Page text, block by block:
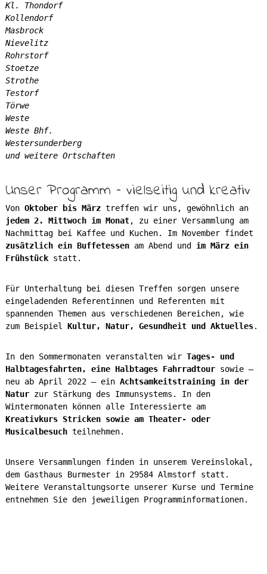
Kl. Thondorf
Kollendorf
Masbrock
Nievelitz
Rohrstorf
Stoetze
Strothe
Testorf
Törwe
Weste
Weste Bhf.
Westersunderberg
und weitere Ortschaften
Unser Programm – vielseitig und kreativ
Von Oktober bis Märztreffen wir uns, gewöhnlich an
jedem 2. Mittwoch im Monat, zu einer Versammlung am
Nachmittag bei Kaffee und Kuchen. Im November findet
zusätzlich ein Buffetessenam Abend und im März ein
Frühstückstatt.
Für Unterhaltung bei diesen Treffen sorgen unsere
eingeladenden Referentinnen und Referenten mit
spannenden Themen aus verschiedenen Bereichen, wie
zum Beispiel Kultur, Natur, Gesundheit und Aktuelles.
In den Sommermonaten veranstalten wir Tages- und
Halbtagesfahrten, eine Halbtages Fahrradtoursowie –
neu ab April 2022 – ein Achtsamkeitstraining in der
Naturzur Stärkung des Immunsystems. In den
Wintermonaten können alle Interessierte am
Kreativkurs Stricken sowie am Theater- oder
Musicalbesuchteilnehmen.
Unsere Versammlungen finden in unserem Vereinslokal,
dem Gasthaus Burmester in 29584 Almstorf statt.
Weitere Veranstaltungsorte unserer Kurse und Termine
entnehmen Sie den jeweiligen Programminformationen.